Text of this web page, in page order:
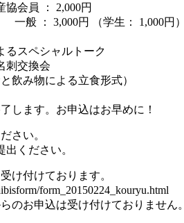
会員 ： 2,000円
学生： 1,000円）
ペシャルトーク
交換会
る立食形式）
す。お申込はお早めに！
さい。
ださい。
け付けております。
form_20150224_kouryu.html
は受け付けておりません。